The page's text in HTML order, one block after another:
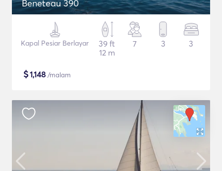
Beneteau 390
Kapal Pesiar Berlayar
39 ft
12 m
7 3 3
$1,148 /malam